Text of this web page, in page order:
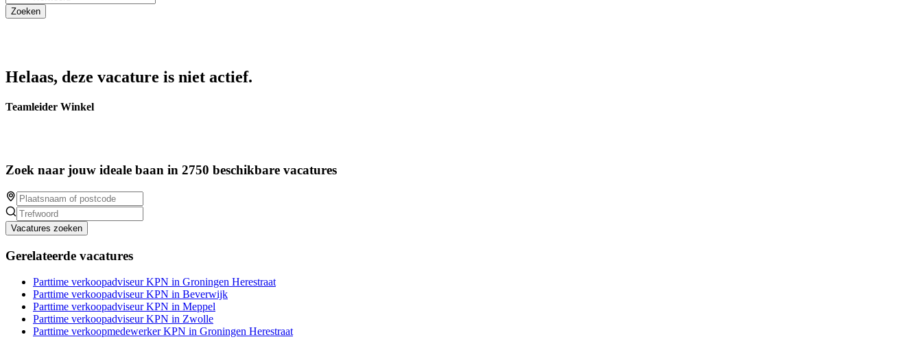
Helaas, deze vacature is niet actief.
Teamleider Winkel
Zoek naar jouw ideale baan in 2750 beschikbare vacatures
Vacatures zoeken
Gerelateerde vacatures
Parttime verkoopadviseur KPN in Groningen Herestraat
Parttime verkoopadviseur KPN in Beverwijk
Parttime verkoopadviseur KPN in Meppel
Parttime verkoopadviseur KPN in Zwolle
Parttime verkoopmedewerker KPN in Groningen Herestraat